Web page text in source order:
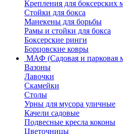
Крепления для боксерских
Стойки для бокса
Манекены для борьбы
Рамы и стойки для бокса
Боксерские ринги
Борцовские ковры
МАФ (Садовая и парковая
Вазоны
Лавочки
Скамейки
Столы
Урны для мусора уличные
Качели садовые
Подвесные кресла коконы
Цветочницы